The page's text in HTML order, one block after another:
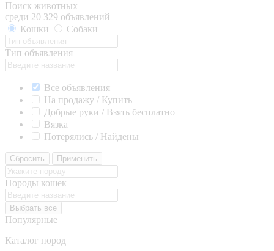
Поиск животных
среди 20 329 объявлений
Кошки
Собаки
Тип объявления
Все объявления
На продажу / Купить
Добрые руки / Взять бесплатно
Вязка
Потерялись / Найдены
Сбросить Применить
Породы кошек
Выбрать все
Популярные
Каталог пород